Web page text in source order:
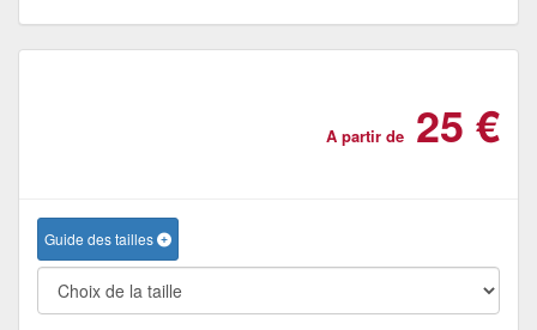
A partir de 25 €
Guide des tailles